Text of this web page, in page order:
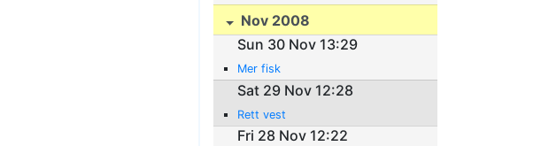
Nov 2008
Sun 30 Nov 13:29
Mer fisk
Sat 29 Nov 12:28
Rett vest
Fri 28 Nov 12:22